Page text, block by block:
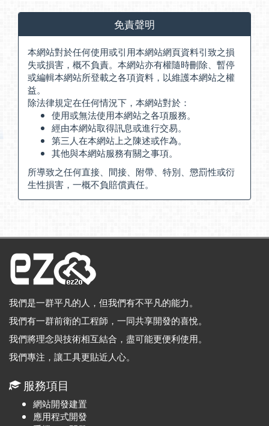
免責聲明
本網站對於任何使用或引用本網站網頁資料引致之損
失或損害，概不負責。本網站亦有權隨時刪除、暫停
或編輯本網站所登載之各項資料，以維護本網站之權
益。
除法律規定在任何情況下，本網站對於：
使用或無法使用本網站之各項服務。
經由本網站取得訊息或進行交易。
第三人在本網站上之陳述或作為。
其他與本網站服務有關之事項。
所導致之任何直接、間接、附帶、特別、懲罰性或衍
生性損害，一概不負賠償責任。
我們是一群平凡的人，但我們有不平凡的能力。
我們有一群前衛的工程師，一同共享開發的喜悅。
我們將理念與技術相互結合，盡可能更便利使用。
我們專注，讓工具更貼近人心。
服務項目
網站開發建置
應用程式開發